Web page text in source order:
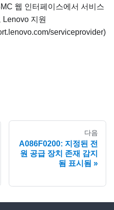
웹 인터페이스에서 서비스
지원
serviceprovider)
다음
A086F0200: 지정된 전
원 공급 장치 존재 감지
됨 표시됨